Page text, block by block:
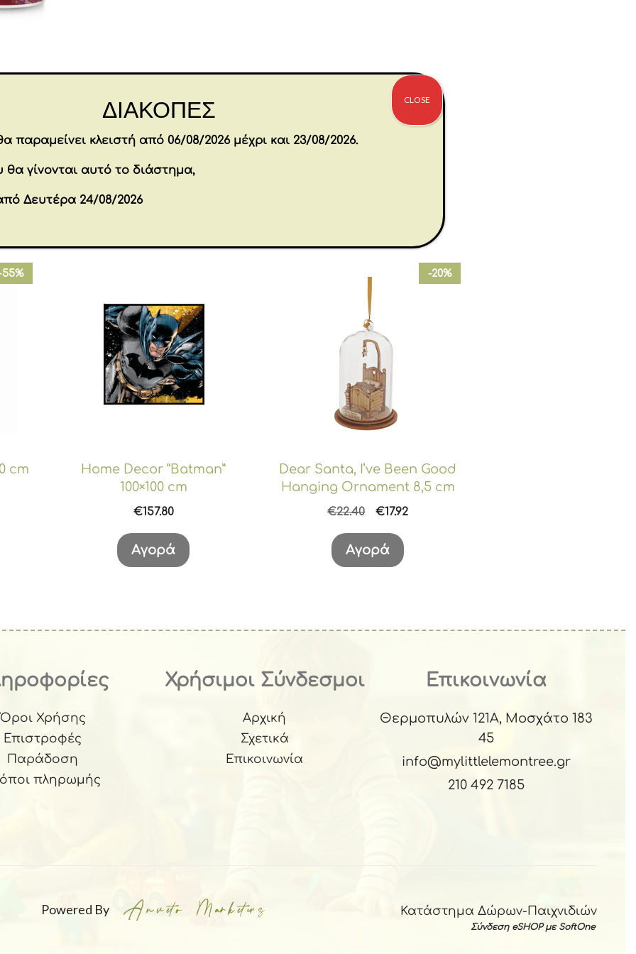
500
ποσότητα
Brands DC COMICS
Εταιρία
cm
Home Decor “Batman”
100×100 cm
€157.80
Αγορά
-20%
Dear Santa, I’ve Been Good
Hanging Ornament 8,5 cm
€22.40
Original
was:
€22.40.
€17.92Η
Αγορά
Όροι Χρήσης
Επιστροφές
Παράδοση
πληρωμής
Χρήσιμοι Σύνδεσμοι
Αρχική
Σχετικά
Επικοινωνία
Επικοινωνία
Θερμοπυλών 121Α, Μοσχάτο 183
45
info@mylittlelemontree.gr
210 492 7185
Powered By Κατάστημα Δώρων-Παιχνιδιών
Σύνδεση eSHOP με SoftOne
ΔΙΑΚΟΠΕΣ
παραμείνει κλειστή από 06/08/2026 μέχρι και 23/08/2026.
θα γίνονται αυτό το διάστημα,
Δευτέρα 24/08/2026
CLOSE